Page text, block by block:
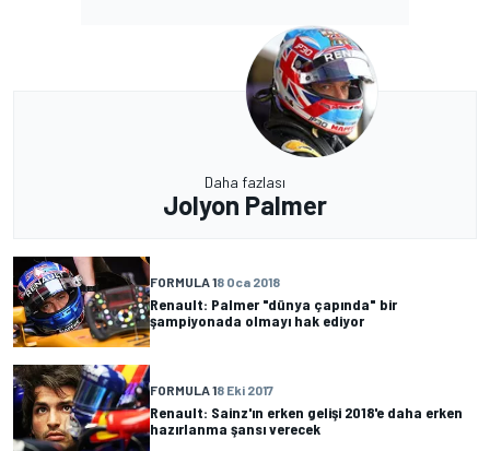
Daha fazlası
Jolyon Palmer
FORMULA 18 Oca 2018
Renault: Palmer "dünya çapında" bir
şampiyonada olmayı hak ediyor
FORMULA 18 Eki 2017
Renault: Sainz'ın erken gelişi 2018'e daha erken
hazırlanma şansı verecek